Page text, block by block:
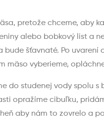
pretože chceme, aby
alebo bobkový list a
šťavnaté. Po uvarení
mäso vyberieme,
do studenej vody spolu s
opražíme cibuľku,
aby nám to zovrelo a